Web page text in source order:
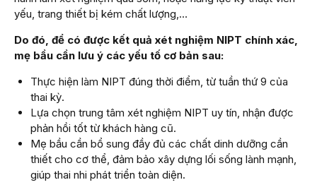
yếu, trang thiết bị kém chất lượng,…
Do đó, để có được kết quả xét nghiệm NIPT chính xác,
mẹ bầu cần lưu ý các yếu tố cơ bản sau:
Thực hiện làm NIPT đúng thời điểm, từ tuần thứ 9 của
thai kỳ.
Lựa chọn trung tâm xét nghiệm NIPT uy tín, nhận được
phản hồi tốt từ khách hàng cũ.
Mẹ bầu cần bổ sung đầy đủ các chất dinh dưỡng cần
thiết cho cơ thể, đảm bảo xây dựng lối sống lành mạnh,
giúp thai nhi phát triển toàn diện.